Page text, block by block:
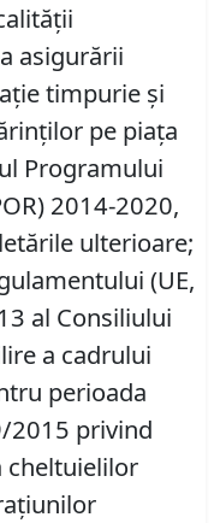
asigurării
timpurie şi
pe piaţa
Programului
2014-2020,
ulterioare;
(UE,
al Consiliului
a cadrului
perioada
2015 privind
cheltuielilor